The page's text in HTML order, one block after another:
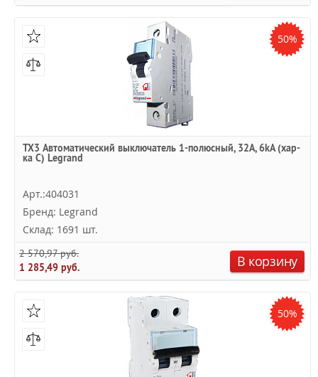
50%
TX3 Автоматический выключатель 1-полюсный, 32А, 6kА (хар-
ка C) Legrand
Арт.:404031
Бренд: Legrand
Склад: 1691 шт.
2 570,97 руб.
1 285,49 руб.
В корзину
50%